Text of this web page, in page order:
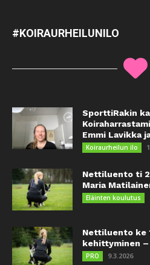
#KOIRAURHEILUNILO
SporttiRakin
Emmi Lavikka
Koiraurheilun ilo
Nettiluento ti
Maria
Eläinten koulutus
Nettiluento ke
kehittyminen –
PRO 9.3.2026